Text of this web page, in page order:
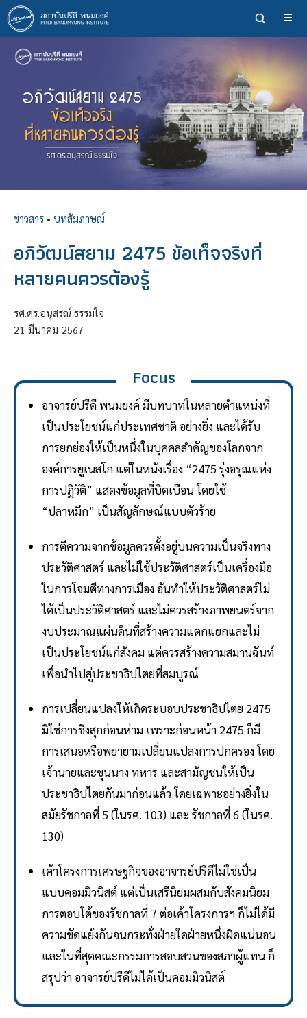
ข้าม
ไป
ยัง
เนื้อหา
ข่าวสาร • บทสัมภาษณ์
อภิวัฒน์สยาม 2475 ข้อเท็จจริงที่
หลายคนควรต้องรู้
รศ.ดร.อนุสรณ์ ธรรมใจ
21 มีนาคม 2567
Focus
อาจารย์ปรีดี พนมยงค์ มีบทบาทในหลายตำแหน่งที่
เป็นประโยชน์แก่ประเทศชาติ อย่างยิ่ง และได้รับ
การยกย่องให้เป็นหนึ่งในบุคคลสำคัญของโลกจาก
องค์การยูเนสโก แต่ในหนังเรื่อง “2475 รุ่งอรุณแห่ง
การปฏิวัติ” แสดงข้อมูลที่บิดเบือน โดยใช้
“ปลาหมึก” เป็นสัญลักษณ์แบบตัวร้าย
การตีความจากข้อมูลควรตั้งอยู่บนความเป็นจริงทาง
ประวัติศาสตร์ และไม่ใช้ประวัติศาสตร์เป็นเครื่องมือ
ในการโจมตีทางการเมือง อันทำให้ประวัติศาสตร์ไม่
ได้เป็นประวัติศาสตร์ และไม่ควรสร้างภาพยนตร์จาก
งบประมาณแผ่นดินที่สร้างความแตกแยกและไม่
เป็นประโยชน์แก่สังคม แต่ควรสร้างความสมานฉันท์
เพื่อนำไปสู่ประชาธิปไตยที่สมบูรณ์
การเปลี่ยนแปลงให้เกิดระบอบประชาธิปไตย 2475
มิใช่การชิงสุกก่อนห่าม เพราะก่อนหน้า 2475 ก็มี
การเสนอหรือพยายามเปลี่ยนแปลงการปกครอง โดย
เจ้านายและขุนนาง ทหาร และสามัญชนให้เป็น
ประชาธิปไตยกันมาก่อนแล้ว โดยเฉพาะอย่างยิ่งใน
สมัยรัชกาลที่ 5 (ในรศ. 103) และ รัชกาลที่ 6 (ในรศ.
130)
เค้าโครงการเศรษฐกิจของอาจารย์ปรีดีไม่ใช่เป็น
แบบคอมมิวนิสต์ แต่เป็นเสรีนิยมผสมกับสังคมนิยม
การตอบโต้ของรัชกาลที่ 7 ต่อเค้าโครงการฯ ก็ไม่ได้มี
ความขัดแย้งกันจนกระทั่งฝ่ายใดฝ่ายหนึ่งผิดแน่นอน
และในที่สุดคณะกรรมการสอบสวนของสภาผู้แทน ก็
สรุปว่า อาจารย์ปรีดีไม่ได้เป็นคอมมิวนิสต์